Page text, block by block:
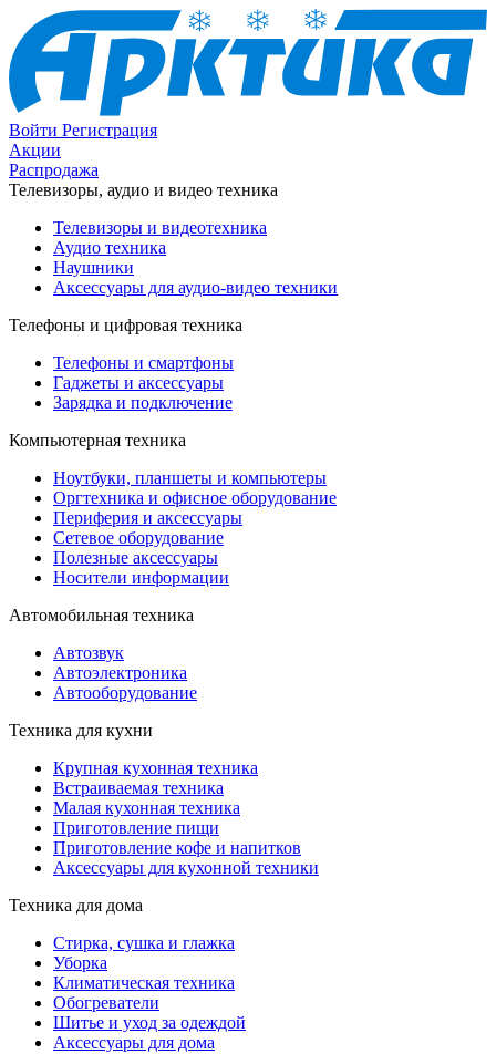
Войти Регистрация
Акции
Распродажа
Телевизоры, аудио и видео техника
Телевизоры и видеотехника
Аудио техника
Наушники
Аксессуары для аудио-видео техники
Телефоны и цифровая техника
Телефоны и смартфоны
Гаджеты и аксессуары
Зарядка и подключение
Компьютерная техника
Ноутбуки, планшеты и компьютеры
Оргтехника и офисное оборудование
Периферия и аксессуары
Cетевое оборудование
Полезные аксессуары
Носители информации
Автомобильная техника
Автозвук
Автоэлектроника
Автооборудование
Техника для кухни
Крупная кухонная техника
Встраиваемая техника
Малая кухонная техника
Приготовление пищи
Приготовление кофе и напитков
Аксессуары для кухонной техники
Техника для дома
Стирка, сушка и глажка
Уборка
Климатическая техника
Обогреватели
Шитье и уход за одеждой
Аксессуары для дома